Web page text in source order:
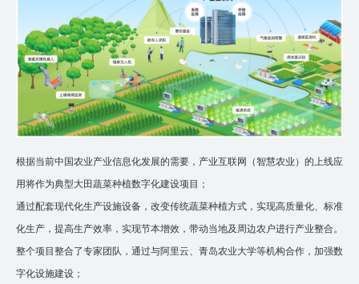
根据当前中国农业产业信息化发展的需要，产业互联网（智慧农业）的上线应
用将作为典型大田蔬菜种植数字化建设项目；
通过配套现代化生产设施设备，改变传统蔬菜种植方式，实现高质量化、标准
化生产，提高生产效率，实现节本增效，带动当地及周边农户进行产业整合。
整个项目整合了专家团队，通过与阿里云、青岛农业大学等机构合作，加强数
字化设施建设；